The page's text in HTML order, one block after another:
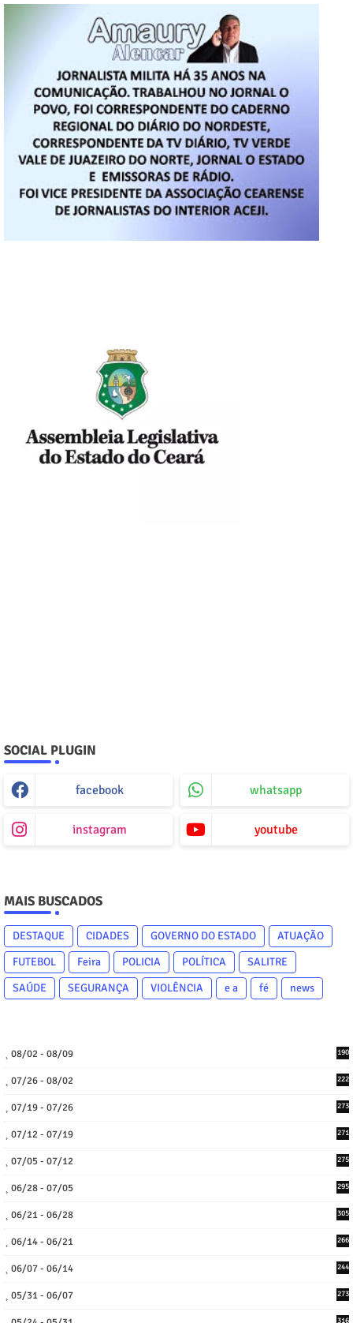
SOCIAL PLUGIN
facebook whatsapp
instagram youtube
MAIS BUSCADOS
DESTAQUE CIDADES GOVERNO DO ESTADO
ATUAÇÃO
FUTEBOL
Feira POLICIA POLÍTICA
SALITRE
SAÚDE
SEGURANÇA VIOLÊNCIA e a fé news
08/02 - 08/09 190
07/26 - 08/02 222
07/19 - 07/26 273
07/12 - 07/19 271
07/05 - 07/12 275
06/28 - 07/05 295
06/21 - 06/28 305
06/14 - 06/21 266
06/07 - 06/14 244
05/31 - 06/07 273
316